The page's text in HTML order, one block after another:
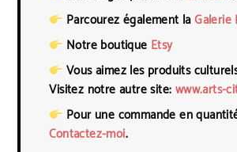
Parcourez également laGalerie
Notre boutique Etsy
Vous aimez les produits
Visitez notre autre site: www.arts-
Pour une commande en
Contactez-moi.